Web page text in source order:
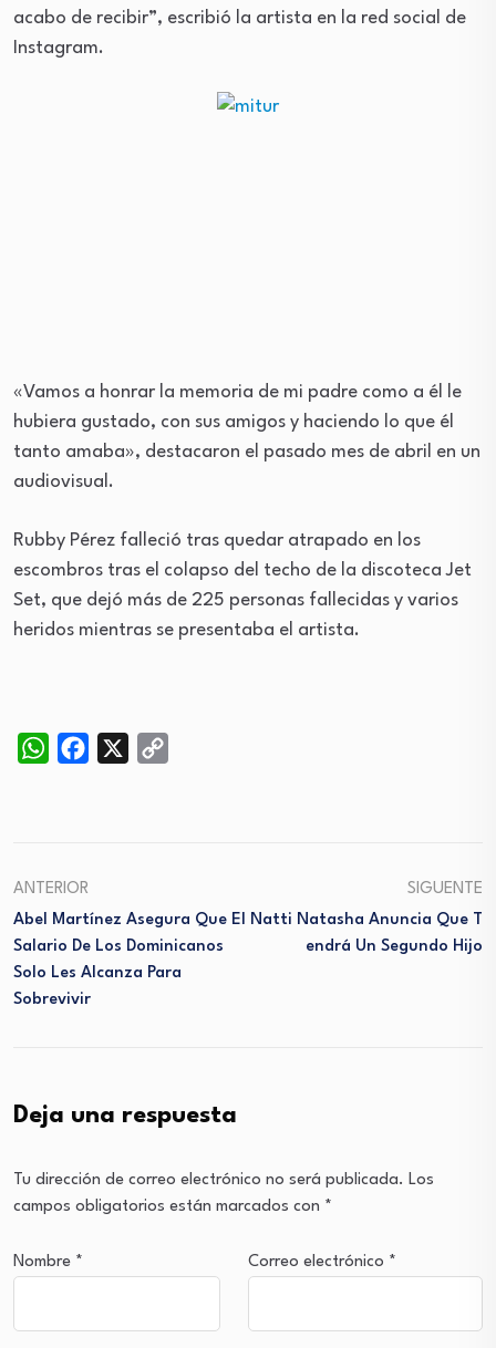
acabo de recibir”, escribió la artista en la red social de
Instagram.
«Vamos a honrar la memoria de mi padre como a él le
hubiera gustado, con sus amigos y haciendo lo que él
tanto amaba», destacaron el pasado mes de abril en un
audiovisual.
Rubby Pérez falleció tras quedar atrapado en los
escombros tras el colapso del techo de la discoteca Jet
Set, que dejó más de 225 personas fallecidas y varios
heridos mientras se presentaba el artista.
WhatsAppFacebook
ANTERIOR
Abel Martínez Asegura Que El
Salario De Los Dominicanos
Solo Les Alcanza Para
Sobrevivir
SIGUENTE
Natti Natasha Anuncia Que T
Endrá Un Segundo Hijo
Deja una respuesta
Tu dirección de correo electrónico no será publicada. Los
campos obligatorios están marcados con *
Nombre * Correo electrónico *